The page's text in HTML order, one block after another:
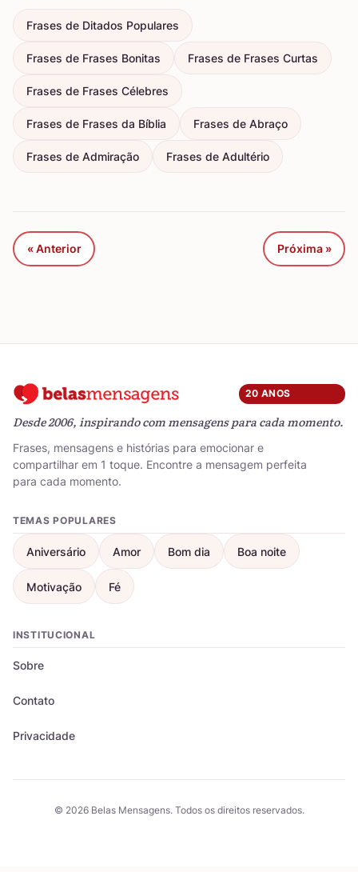
Frases de Ditados Populares
Frases de Frases Bonitas Frases de Frases Curtas
Frases de Frases Célebres
Frases de Frases da Bíblia Frases de Abraço
Frases de Admiração Frases de Adultério
« Anterior Próxima »
20 ANOS
Desde 2006, inspirando com mensagens para cada momento.
Frases, mensagens e histórias para emocionar e
compartilhar em 1 toque. Encontre a mensagem perfeita
para cada momento.
TEMAS POPULARES
Aniversário Amor Bom dia Boa noite
Motivação Fé
INSTITUCIONAL
Sobre
Contato
Privacidade
© 2026 Belas Mensagens. Todos os direitos reservados.